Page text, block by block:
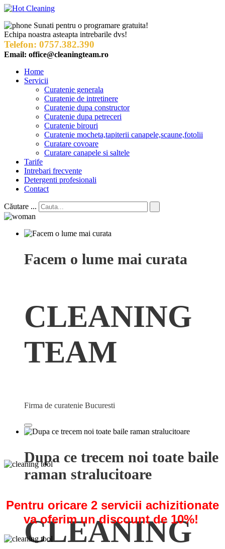
Sunati pentru o programare gratuita!
Echipa noastra asteapta intrebarile dvs!
Telefon: 0757.382.390
Email: office@cleaningteam.ro
Home
Servicii
Curatenie generala
Curatenie de intretinere
Curatenie dupa constructor
Curatenie dupa petreceri
Curatenie birouri
Curatenie mocheta,tapiterii canapele,scaune,fotolii
Curatare covoare
Curatare canapele si saltele
Tarife
Intrebari frecvente
Detergenti profesionali
Contact
Căutare ...
Facem o lume mai curata
CLEANING
TEAM
Firma de curatenie Bucuresti
Dupa ce trecem noi toate baile
raman stralucitoare
CLEANING
Pentru oricare 2 servicii achizitionate
va oferim un discount de 10%!